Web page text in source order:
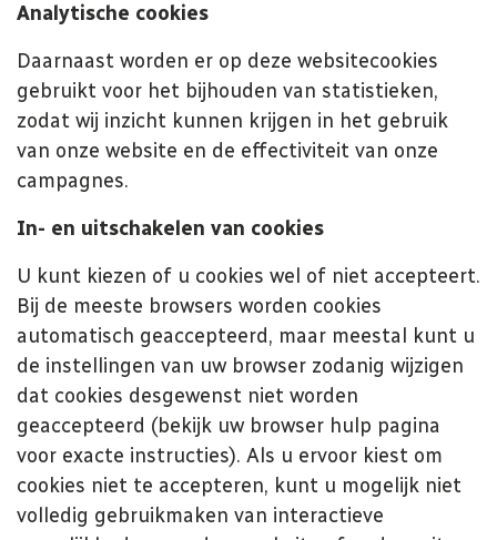
Analytische cookies
Daarnaast worden er op deze websitecookies
gebruikt voor het bijhouden van statistieken,
zodat wij inzicht kunnen krijgen in het gebruik
van onze website en de effectiviteit van onze
campagnes.
In- en uitschakelen van cookies
U kunt kiezen of u cookies wel of niet accepteert.
Bij de meeste browsers worden cookies
automatisch geaccepteerd, maar meestal kunt u
de instellingen van uw browser zodanig wijzigen
dat cookies desgewenst niet worden
geaccepteerd (bekijk uw browser hulp pagina
voor exacte instructies). Als u ervoor kiest om
cookies niet te accepteren, kunt u mogelijk niet
volledig gebruikmaken van interactieve